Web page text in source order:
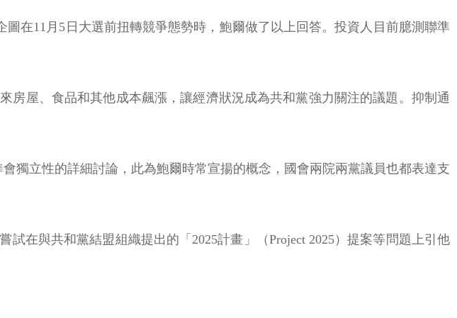
在11月5日大選前扭轉競爭態勢時，鮑爾做了以上回答。投資人目前臆測聯準
屋、食品和其他成本飆漲，讓經濟狀況成為共和黨強力關注的議題。抑制通
獨立性的詳細討論，此為鮑爾時常宣揚的概念，國會兩院兩黨議員也都表達支
在與共和黨結盟組織提出的「2025計畫」（Project 2025）提案等問題上引他